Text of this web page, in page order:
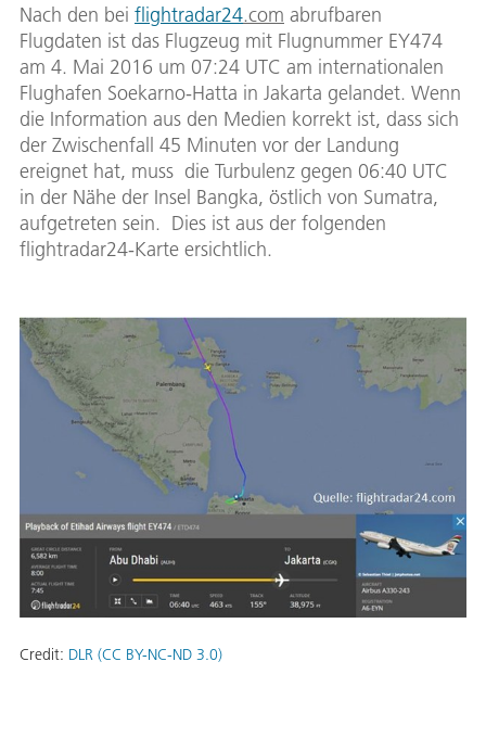
Nach den bei flightradar24.com abrufbaren
Flugdaten ist das Flugzeug mit Flugnummer EY474
am 4. Mai 2016 um 07:24 UTC am internationalen
Flughafen Soekarno-Hatta in Jakarta gelandet. Wenn
die Information aus den Medien korrekt ist, dass sich
der Zwischenfall 45 Minuten vor der Landung
ereignet hat, muss die Turbulenz gegen 06:40 UTC
in der Nähe der Insel Bangka, östlich von Sumatra,
aufgetreten sein. Dies ist aus der folgenden
flightradar24-Karte ersichtlich.
Credit: DLR (CC BY-NC-ND 3.0)